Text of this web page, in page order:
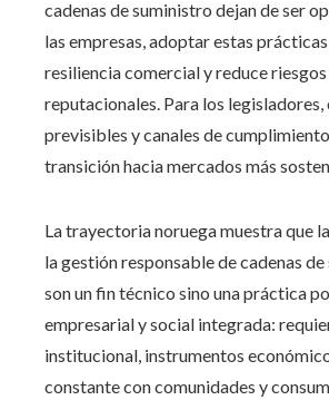
cadenas de suministro dejan de ser
las empresas, adoptar estas
resiliencia comercial y reduce
reputacionales. Para los
previsibles y canales de
transición hacia mercados más
La trayectoria noruega muestra que
la gestión responsable de cadenas
son un fin técnico sino una práctica
empresarial y social integrada:
institucional, instrumentos
constante con comunidades y